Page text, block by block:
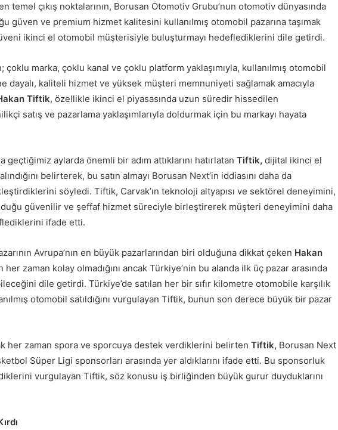
temel çıkış noktalarının, Borusan Otomotiv Grubu’nun otomotiv dünyasında
güven ve premium hizmet kalitesini kullanılmış otomobil pazarına taşımak
ikinci el otomobil müşterisiyle buluşturmayı hedeflediklerini dile getirdi.
çoklu marka, çoklu kanal ve çoklu platform yaklaşımıyla, kullanılmış otomobil
dayalı, kaliteli hizmet ve yüksek müşteri memnuniyeti sağlamak amacıyla
Tiftik, özellikle ikinci el piyasasında uzun süredir hissedilen
satış ve pazarlama yaklaşımlarıyla doldurmak için bu markayı hayata
aylarda önemli bir adım attıklarını hatırlatan Tiftik, dijital ikinci el
belirterek, bu satın almayı Borusan Next’in iddiasını daha da
söyledi. Tiftik, Carvak’ın teknoloji altyapısı ve sektörel deneyimini,
güvenilir ve şeffaf hizmet süreciyle birleştirerek müşteri deneyimini daha
ifade etti.
Avrupa’nın en büyük pazarlarından biri olduğuna dikkat çeken Hakan
her zaman kolay olmadığını ancak Türkiye’nin bu alanda ilk üç pazar arasında
dile getirdi. Türkiye’de satılan her bir sıfır kilometre otomobile karşılık
otomobil satıldığını vurgulayan Tiftik, bunun son derece büyük bir pazar
her zaman spora ve sporcuya destek verdiklerini belirten Tiftik, Borusan Next
Süper Ligi sponsorları arasında yer aldıklarını ifade etti. Bu sponsorluk
vurgulayan Tiftik, söz konusu iş birliğinden büyük gurur duyduklarını